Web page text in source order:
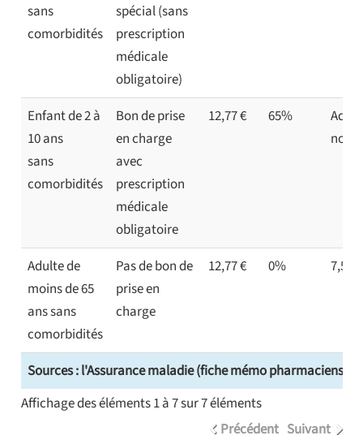
Sources : l'Assurance maladie (fiche mémo pharmaciens),
sans
comorbidités
spécial (sans
prescription
médicale
obligatoire)
Enfant de 2 à
10 ans
sans
comorbidités
Bon de prise
en charge
avec
prescription
médicale
obligatoire
12,77 € 65%
non
Adulte de
moins de 65
ans sans
comorbidités
Pas de bon de
prise en
charge
12,77 € 0% 7,50 €
Affichage des éléments 1 à 7 sur 7 éléments
Précédent Suivant